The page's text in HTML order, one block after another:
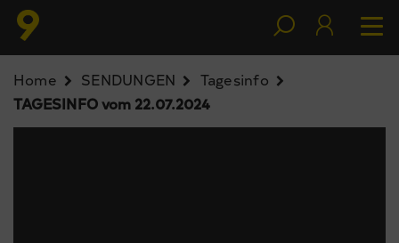
Home SENDUNGEN
Tagesinfo
TAGESINFO vom 22.07.2024